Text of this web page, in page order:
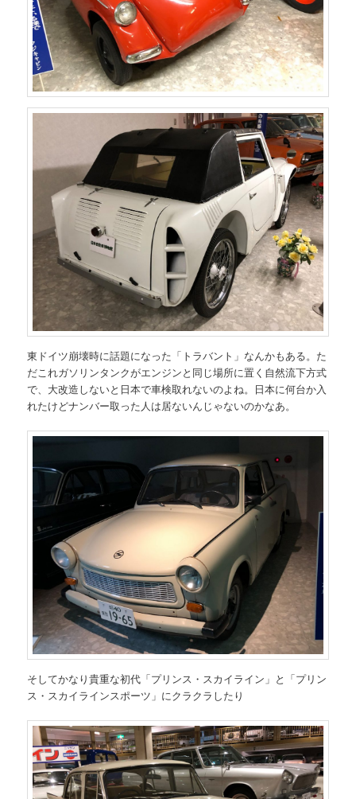
東ドイツ崩壊時に話題になった「トラバント」なんかもある。た
だこれガソリンタンクがエンジンと同じ場所に置く自然流下方式
で、大改造しないと日本で車検取れないのよね。日本に何台か入
れたけどナンバー取った人は居ないんじゃないのかなあ。
そしてかなり貴重な初代「プリンス・スカイライン」と「プリン
ス・スカイラインスポーツ」にクラクラしたり